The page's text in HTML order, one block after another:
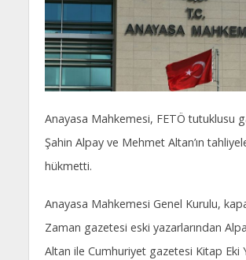
Anayasa Mahkemesi, FETÖ tutuklusu
Şahin Alpay ve Mehmet Altan’ın
hükmetti.
Anayasa Mahkemesi Genel Kurulu,
Zaman gazetesi eski yazarlarından
Altan ile Cumhuriyet gazetesi Kitap Eki